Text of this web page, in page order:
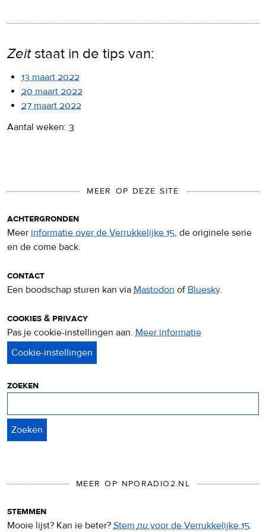
Zeitstaat in de tips van:
13 maart 2022
20 maart 2022
27 maart 2022
Aantal weken: 3
MEER OP DEZE SITE
achtergronden
Meer informatie over de Verrukkelijke 15, de originele serie
en de come back.
contact
Een boodschap sturen kan via Mastodon ofBluesky.
cookies & privacy
Pas je cookie-instellingen aan. Meer informatie
zoeken
MEER OP NPORADIO2.NL
stemmen
Mooie lijst? Kan ie beter? Stemnuvoor de Verrukkelijke 15.